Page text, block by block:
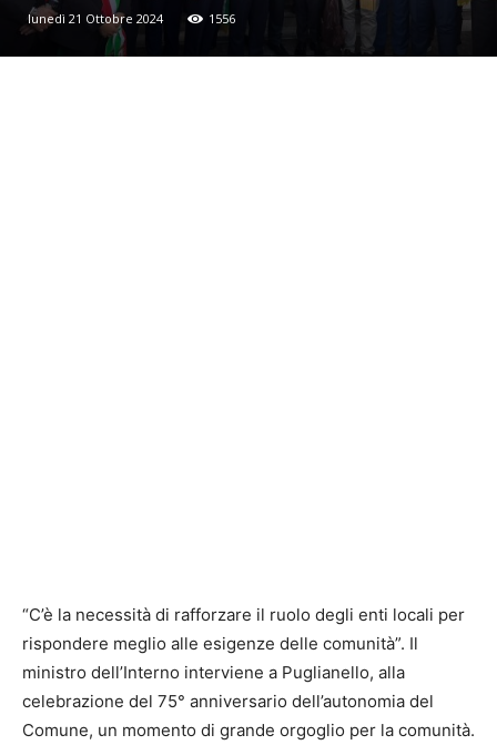
lunedì 21 Ottobre 2024 1556
“C’è la necessità di rafforzare il ruolo degli enti locali per
rispondere meglio alle esigenze delle comunità”. Il
ministro dell’Interno interviene a Puglianello, alla
celebrazione del 75° anniversario dell’autonomia del
Comune, un momento di grande orgoglio per la comunità.